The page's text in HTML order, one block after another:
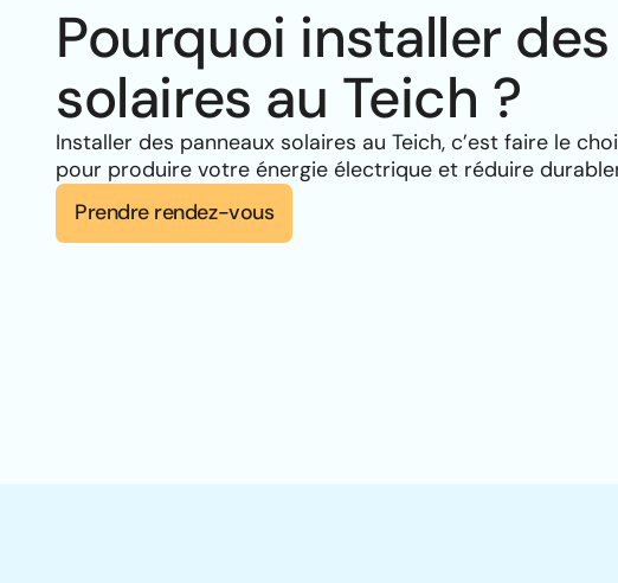
Pourquoi installer
solaires au Teich ?
Installer des panneaux solaires au Teich, c’est faire le
pour produire votre énergie électrique et réduire
Prendre rendez-vous